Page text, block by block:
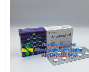
bú.
Ảnh hưởng